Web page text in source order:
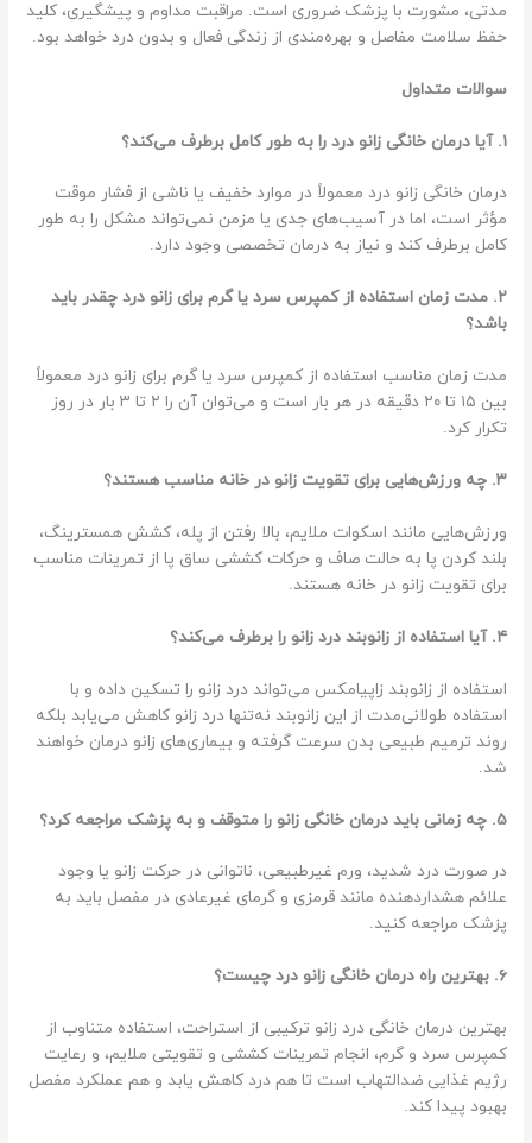
مدتی، مشورت با پزشک ضروری است. مراقبت مداوم و پیشگیری، کلید
حفظ سلامت مفاصل و بهره‌مندی از زندگی فعال و بدون درد خواهد بود.
سوالات متداول
۱. آیا درمان خانگی زانو درد را به طور کامل برطرف می‌کند؟
درمان خانگی زانو درد معمولاً در موارد خفیف یا ناشی از فشار موقت
مؤثر است، اما در آسیب‌های جدی یا مزمن نمی‌تواند مشکل را به طور
کامل برطرف کند و نیاز به درمان تخصصی وجود دارد.
۲. مدت زمان استفاده از کمپرس سرد یا گرم برای زانو درد چقدر باید
باشد؟
مدت زمان مناسب استفاده از کمپرس سرد یا گرم برای زانو درد معمولاً
بین ۱۵ تا ۲۰ دقیقه در هر بار است و می‌توان آن را ۲ تا ۳ بار در روز
تکرار کرد.
۳. چه ورزش‌هایی برای تقویت زانو در خانه مناسب هستند؟
ورزش‌هایی مانند اسکوات ملایم، بالا رفتن از پله، کشش همسترینگ،
بلند کردن پا به حالت صاف و حرکات کششی ساق پا از تمرینات مناسب
برای تقویت زانو در خانه هستند.
۴. آیا استفاده از زانوبند درد زانو را برطرف می‌کند؟
استفاده از زانوبند زاپیامکس می‌تواند درد زانو را تسکین داده و با
استفاده طولانی‌مدت از این زانوبند نه‌تنها درد زانو کاهش می‌یابد بلکه
روند ترمیم طبیعی بدن سرعت گرفته و بیماری‌های زانو درمان خواهند
شد.
۵. چه زمانی باید درمان خانگی زانو را متوقف و به پزشک مراجعه کرد؟
در صورت درد شدید، ورم غیرطبیعی، ناتوانی در حرکت زانو یا وجود
علائم هشداردهنده مانند قرمزی و گرمای غیرعادی در مفصل باید به
پزشک مراجعه کنید.
۶. بهترین راه درمان خانگی زانو درد چیست؟
بهترین درمان خانگی درد زانو ترکیبی از استراحت، استفاده متناوب از
کمپرس سرد و گرم، انجام تمرینات کششی و تقویتی ملایم، و رعایت
رژیم غذایی ضدالتهاب است تا هم درد کاهش یابد و هم عملکرد مفصل
بهبود پیدا کند.